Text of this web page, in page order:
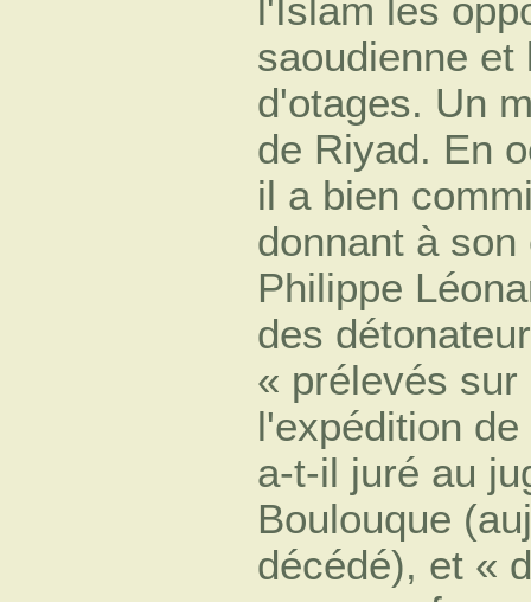
l'Islam les
saoudienne et
d'otages. Un
de Riyad. En
il a bien
donnant à
Philippe
des
« prélevés
l'expédition
a-t-il juré au
Boulouque
décédé), et «